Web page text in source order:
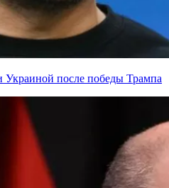
Украиной после победы Трампа